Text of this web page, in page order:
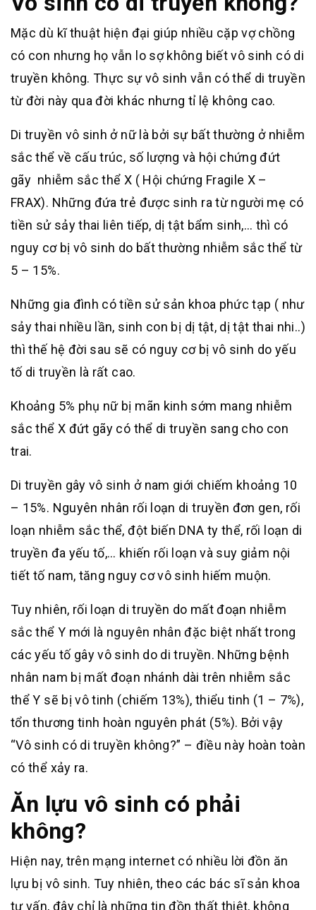
Mặc dù kĩ thuật hiện đại giúp nhiều cặp vợ chồng
có con nhưng họ vẫn lo sợ không biết vô sinh có di
truyền không. Thực sự vô sinh vẫn có thể di truyền
từ đời này qua đời khác nhưng tỉ lệ không cao.
Di truyền vô sinh ở nữ là bởi sự bất thường ở nhiễm
sắc thể về cấu trúc, số lượng và hội chứng đứt
gãy nhiễm sắc thể X ( Hội chứng Fragile X –
FRAX). Những đứa trẻ được sinh ra từ người mẹ có
tiền sử sảy thai liên tiếp, dị tật bẩm sinh,… thì có
nguy cơ bị vô sinh do bất thường nhiễm sắc thể từ
5 – 15%.
Những gia đình có tiền sử sản khoa phức tạp ( như
sảy thai nhiều lần, sinh con bị dị tật, dị tật thai nhi..)
thì thế hệ đời sau sẽ có nguy cơ bị vô sinh do yếu
tố di truyền là rất cao.
Khoảng 5% phụ nữ bị mãn kinh sớm mang nhiễm
sắc thể X đứt gãy có thể di truyền sang cho con
trai.
Di truyền gây vô sinh ở nam giới chiếm khoảng 10
– 15%. Nguyên nhân rối loạn di truyền đơn gen, rối
loạn nhiễm sắc thể, đột biến DNA ty thể, rối loạn di
truyền đa yếu tố,… khiến rối loạn và suy giảm nội
tiết tố nam, tăng nguy cơ vô sinh hiếm muộn.
Tuy nhiên, rối loạn di truyền do mất đoạn nhiễm
sắc thể Y mới là nguyên nhân đặc biệt nhất trong
các yếu tố gây vô sinh do di truyền. Những bệnh
nhân nam bị mất đoạn nhánh dài trên nhiễm sắc
thể Y sẽ bị vô tinh (chiếm 13%), thiểu tinh (1 – 7%),
tổn thương tinh hoàn nguyên phát (5%). Bởi vậy
“Vô sinh có di truyền không?” – điều này hoàn toàn
có thể xảy ra.
Ăn lựu vô sinh có phải
không?
Hiện nay, trên mạng internet có nhiều lời đồn ăn
lựu bị vô sinh. Tuy nhiên, theo các bác sĩ sản khoa
tư vấn, đây chỉ là những tin đồn thất thiệt, không